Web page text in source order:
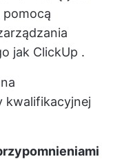
jak ClickUp .
kwalifikacyjnej